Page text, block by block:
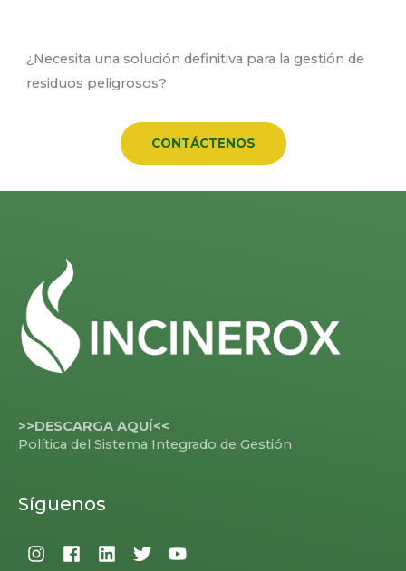
¿Necesita una solución definitiva para la gestión de
residuos peligrosos?
CONTÁCTENOS
>>DESCARGA AQUÍ<<
Política del Sistema Integrado de Gestión
Síguenos